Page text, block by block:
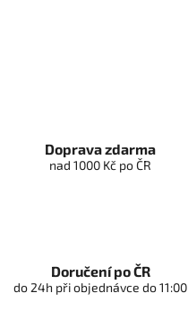
Doprava zdarma
nad 1000 Kč po ČR
Doručení po ČR
do 24h při objednávce do 11:00